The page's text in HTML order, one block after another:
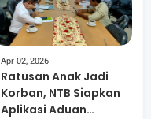
Apr 02, 2026
Ratusan Anak Jadi
Korban, NTB Siapkan
Aplikasi Aduan